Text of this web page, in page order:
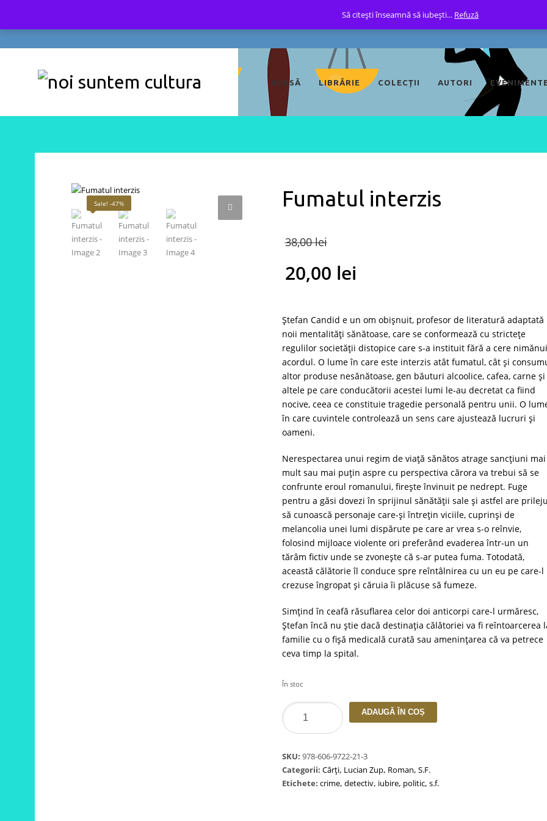
ACASĂ LIBRĂRIE COLECȚII AUTORI
Sale! -47% Fumatul interzis
38,00lei
price
38,00 lei.
20,00 lei
price
is:
20,00 lei.
Ştefan Candid e un om obişnuit, profesor de literatură adaptată
noii mentalităţi sănătoase, care se conformează cu stricteţe
regulilor societăţii distopice care s-a instituit fără a cere nimănui
acordul. O lume în care este interzis atât fumatul, cât şi
altor produse nesănătoase, gen băuturi alcoolice, cafea, carne şi
altele pe care conducătorii acestei lumi le-au decretat ca fiind
nocive, ceea ce constituie tragedie personală pentru unii. O
în care cuvintele controlează un sens care ajustează lucruri şi
oameni.
Nerespectarea unui regim de viaţă sănătos atrage sancţiuni mai
mult sau mai puţin aspre cu perspectiva cărora va trebui să se
confrunte eroul romanului, fireşte învinuit pe nedrept. Fuge
pentru a găsi dovezi în sprijinul sănătăţii sale şi astfel are
să cunoască personaje care-şi întreţin viciile, cuprinşi de
melancolia unei lumi dispărute pe care ar vrea s-o reînvie,
folosind mijloace violente ori preferând evaderea într-un un
tărâm fictiv unde se zvoneşte că s-ar putea fuma. Totodată,
această călătorie îl conduce spre reîntâlnirea cu un eu pe care-l
crezuse îngropat şi căruia îi plăcuse să fumeze.
Simţind în ceafă răsuflarea celor doi anticorpi care-l urmăresc,
Ştefan încă nu ştie dacă destinaţia călătoriei va fi reîntoarcerea
familie cu o fişă medicală curată sau ameninţarea că va petrece
ceva timp la spital.
În stoc
Cantitate
Fumatul
interzis
ADAUGĂ ÎN COȘ
SKU: 978-606-9722-21-3
Categorii: Cărți, Lucian Zup, Roman, S.F.
Etichete: crime, detectiv, iubire, politic, s.f.
Să citești înseamnă să iubești... Refuză